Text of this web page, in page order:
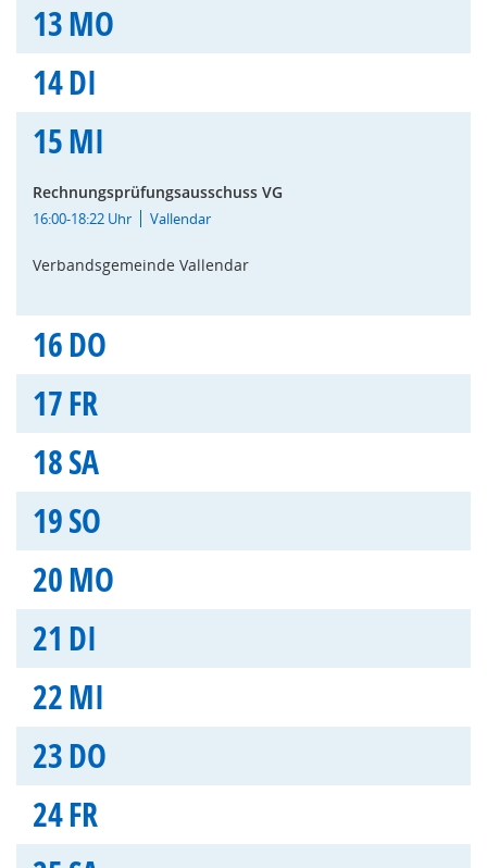
13MO
14DI
15MI
Rechnungsprüfungsausschuss VG
16:00-18:22 Uhr Vallendar
Verbandsgemeinde Vallendar
16DO
17FR
18SA
19SO
20MO
21 DI
22MI
23DO
24FR